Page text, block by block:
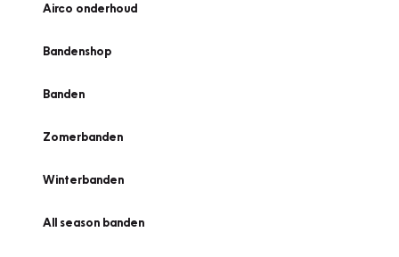
Airco onderhoud
Bandenshop
Banden
Zomerbanden
Winterbanden
All season banden